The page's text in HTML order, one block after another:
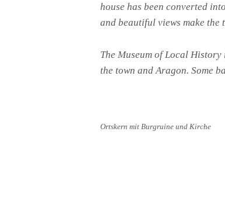
house has been converted
and beautiful views make
The Museum of Local
the town and Aragon. Some
Ortskern mit Burgruine und Kirche